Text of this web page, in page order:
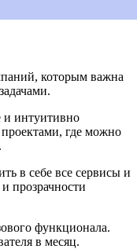
которым важна
и интуитивно
где можно
в себе все сервисы и
прозрачности
функционала.
в месяц.